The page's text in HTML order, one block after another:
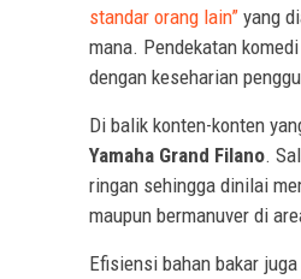
standar orang lain” yang
mana. Pendekatan
dengan keseharian
Di balik konten-konten
Yamaha Grand Filano.
ringan sehingga dinilai
maupun bermanuver di
Efisiensi bahan bakar